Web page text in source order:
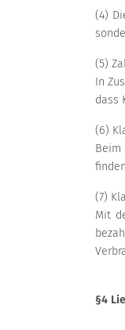
(4)
(5)
In
dass
(6)
Beim
(7)
Mit
§4